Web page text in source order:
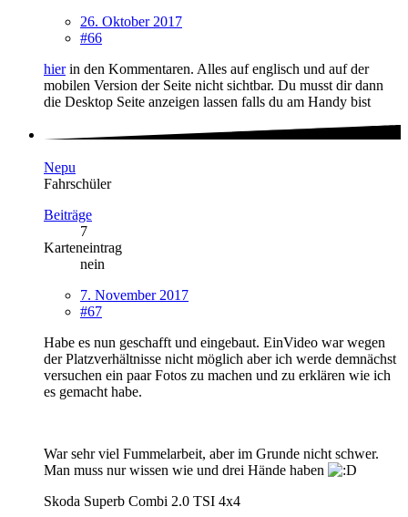
26. Oktober 2017
#66
hierin den Kommentaren. Alles auf englisch und auf der
mobilen Version der Seite nicht sichtbar. Du musst dir dann
die Desktop Seite anzeigen lassen falls du am Handy bist
Nepu
Fahrschüler
Beiträge
7
Karteneintrag
nein
7. November 2017
#67
Habe es nun geschafft und eingebaut. EinVideo war wegen
der Platzverhältnisse nicht möglich aber ich werde demnächst
versuchen ein paar Fotos zu machen und zu erklären wie ich
es gemacht habe.
War sehr viel Fummelarbeit, aber im Grunde nicht schwer.
Man muss nur wissen wie und drei Hände haben
Skoda Superb Combi 2.0 TSI 4x4